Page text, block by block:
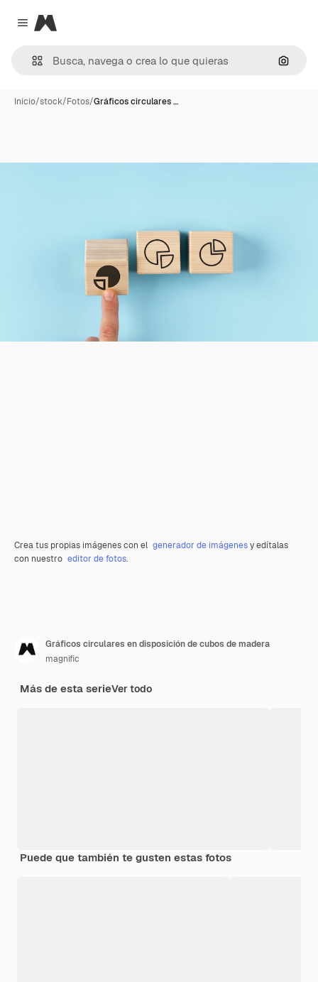
Close menu
Magnific
Inicio/stock/Fotos/Gráficos circulares …
Crea tus propias imágenes con el generador de imágenesy edítalas
con nuestro editor de fotos.
Gráficos circulares en disposición de cubos de madera
magnific
Más de esta serieVer todo
Puede que también te gusten estas fotos